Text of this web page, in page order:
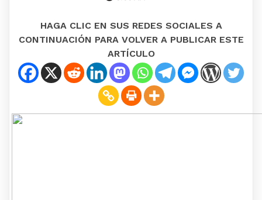
HAGA CLIC EN SUS REDES SOCIALES A
CONTINUACIÓN PARA VOLVER A PUBLICAR ESTE
ARTÍCULO